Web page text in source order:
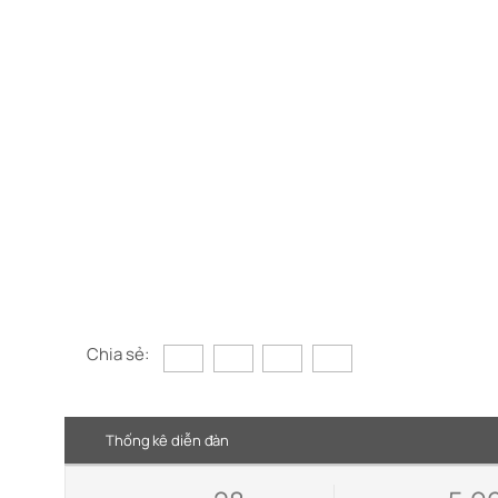
Chia sẻ:
Thống kê diễn đàn